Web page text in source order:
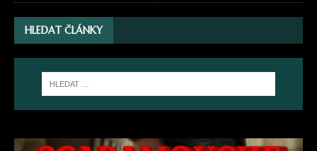
HLEDAT ČLÁNKY